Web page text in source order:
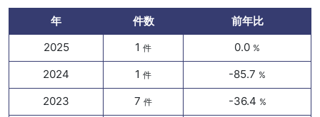
年 件数
前年比
2025
1 件 0.0 %
2024 1 件 -85.7 %
2023 7 件 -36.4 %